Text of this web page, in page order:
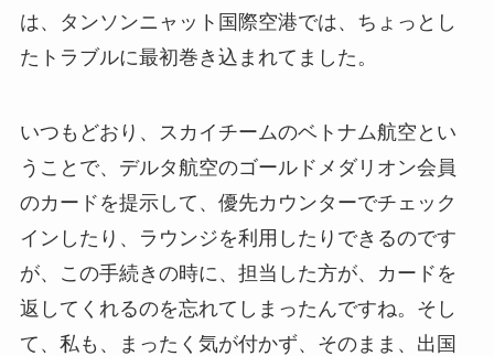
は、タンソンニャット国際空港では、ちょっとし
たトラブルに最初巻き込まれてました。
いつもどおり、スカイチームのベトナム航空とい
うことで、デルタ航空のゴールドメダリオン会員
のカードを提示して、優先カウンターでチェック
インしたり、ラウンジを利用したりできるのです
が、この手続きの時に、担当した方が、カードを
返してくれるのを忘れてしまったんですね。そし
て、私も、まったく気が付かず、そのまま、出国